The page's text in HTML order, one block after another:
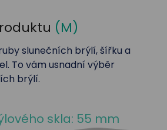
(M)
slunečních brýlí, šířku a
To vám usnadní výběr
brýlí.
skla: 55 mm